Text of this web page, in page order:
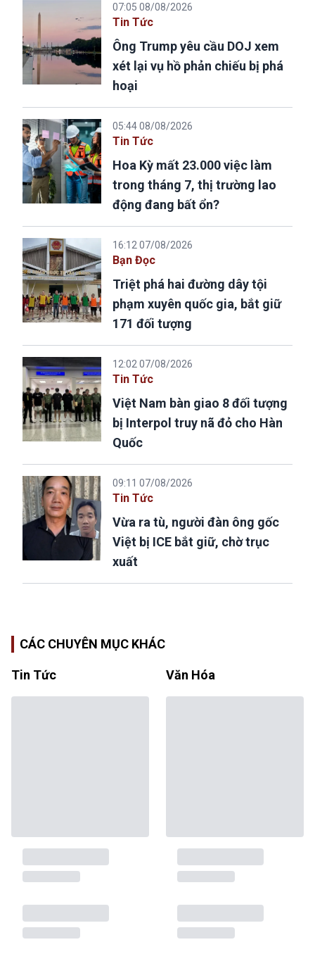
07:05 08/08/2026
Tin Tức
Ông Trump yêu cầu DOJ xem
xét lại vụ hồ phản chiếu bị phá
hoại
05:44 08/08/2026
Tin Tức
Hoa Kỳ mất 23.000 việc làm
trong tháng 7, thị trường lao
động đang bất ổn?
16:12 07/08/2026
Bạn Đọc
Triệt phá hai đường dây tội
phạm xuyên quốc gia, bắt giữ
171 đối tượng
12:02 07/08/2026
Tin Tức
Việt Nam bàn giao 8 đối tượng
bị Interpol truy nã đỏ cho Hàn
Quốc
09:11 07/08/2026
Tin Tức
Vừa ra tù, người đàn ông gốc
Việt bị ICE bắt giữ, chờ trục
xuất
CÁC CHUYÊN MỤC KHÁC
Tin Tức Văn Hóa